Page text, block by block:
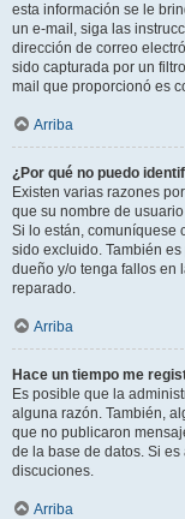
esta información se le
un e-mail, siga las
dirección de correo
sido capturada por un
mail que proporcionó es
Arriba
¿Por qué no puedo
Existen varias razones
que su nombre de
Si lo están, comuníquese
sido excluido. También
dueño y/o tenga fallos en
reparado.
Arriba
Hace un tiempo me
Es posible que la
alguna razón. También,
que no publicaron
de la base de datos. Si
discuciones.
Arriba